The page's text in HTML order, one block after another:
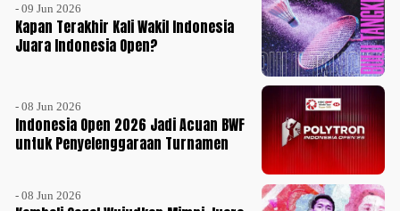
- 09 Jun 2026
Kapan Terakhir Kali Wakil Indonesia
Juara Indonesia Open?
- 08 Jun 2026
Indonesia Open 2026 Jadi Acuan BWF
untuk Penyelenggaraan Turnamen
- 08 Jun 2026
Sports
Update
+
Indonesia
SKOR
Video
Media
Siber
Tentang
Kami